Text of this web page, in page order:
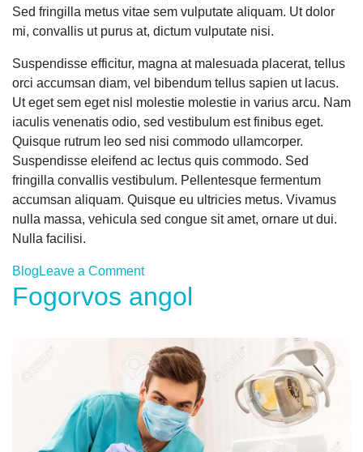
Sed fringilla metus vitae sem vulputate aliquam. Ut dolor
mi, convallis ut purus at, dictum vulputate nisi.
Suspendisse efficitur, magna at malesuada placerat, tellus
orci accumsan diam, vel bibendum tellus sapien ut lacus.
Ut eget sem eget nisl molestie molestie in varius arcu. Nam
iaculis venenatis odio, sed vestibulum est finibus eget.
Quisque rutrum leo sed nisi commodo ullamcorper.
Suspendisse eleifend ac lectus quis commodo. Sed
fringilla convallis vestibulum. Pellentesque fermentum
accumsan aliquam. Quisque eu ultricies metus. Vivamus
nulla massa, vehicula sed congue sit amet, ornare ut dui.
Nulla facilisi.
Blog Leave a Commenton
Fogorvos
angol
Fogorvos angol